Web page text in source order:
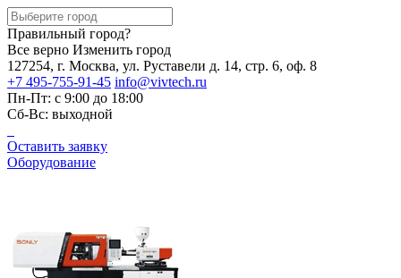
Правильный город?
Все верно Изменить город
127254, г. Москва, ул. Руставели д. 14, стр. 6, оф. 8
+7 495-755-91-45 info@vivtech.ru
Пн-Пт: с 9:00 до 18:00
Сб-Вс: выходной
Оставить заявку
Оборудование